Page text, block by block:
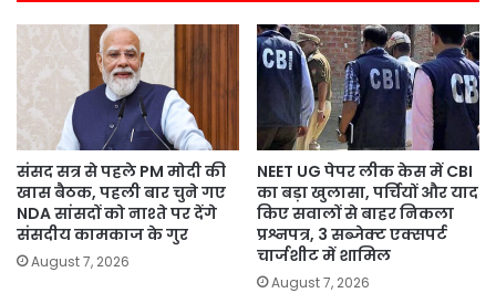
संसद सत्र से पहले PM मोदी की
खास बैठक, पहली बार चुने गए
NDA सांसदों को नाश्ते पर देंगे
संसदीय कामकाज के गुर
August 7, 2026
NEET UG पेपर लीक केस में CBI
का बड़ा खुलासा, पर्चियों और याद
किए सवालों से बाहर निकला
प्रश्नपत्र, 3 सब्जेक्ट एक्सपर्ट
चार्जशीट में शामिल
August 7, 2026